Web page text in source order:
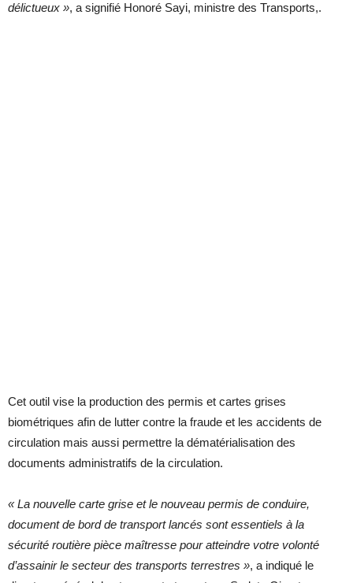
délictueux », a signifié Honoré Sayi, ministre des Transports,.
Cet outil vise la production des permis et cartes grises
biométriques afin de lutter contre la fraude et les accidents de
circulation mais aussi permettre la dématérialisation des
documents administratifs de la circulation.
« La nouvelle carte grise et le nouveau permis de conduire,
document de bord de transport lancés sont essentiels à la
sécurité routière pièce maîtresse pour atteindre votre volonté
d’assainir le secteur des transports terrestres », a indiqué le